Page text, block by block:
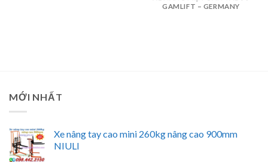
GAMLIFT – GERMANY
MỚI NHẤT
Xe nâng tay cao mini 260kg nâng cao 900mm
NIULI